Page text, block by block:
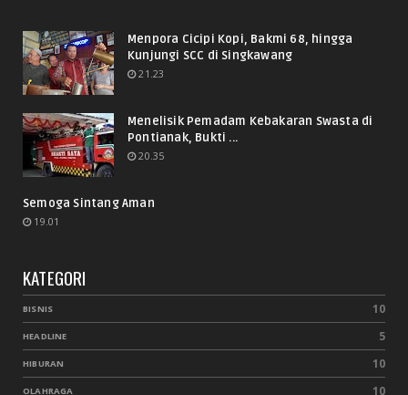
Menpora Cicipi Kopi, Bakmi 68, hingga
Kunjungi SCC di Singkawang
21.23
Menelisik Pemadam Kebakaran Swasta di
Pontianak, Bukti ...
20.35
Semoga Sintang Aman
19.01
KATEGORI
BISNIS 10
HEADLINE 5
HIBURAN 10
OLAHRAGA 10